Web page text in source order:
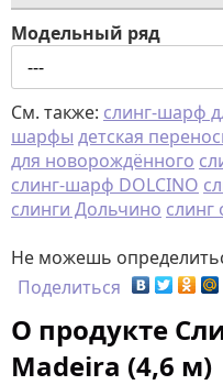
Модельный ряд
См. также: слинг-шарф
шарфы детская
для новорождённого
слинг-шарф DOLCINO
слинги Дольчино слинг
Не можешь
Поделиться
О продукте
Madeira (4,6 м)